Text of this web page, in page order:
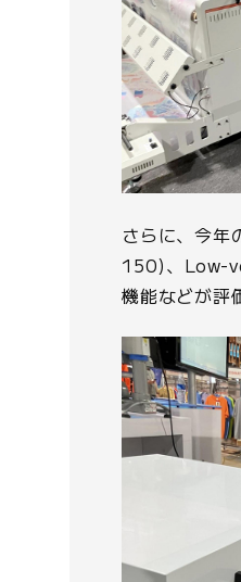
さらに、今
150)、Low-
機能などが評